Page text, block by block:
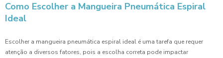
Como Escolher a Mangueira Pneumática Espiral
Ideal
Escolher a mangueira pneumática espiral ideal é uma tarefa que requer
atenção a diversos fatores, pois a escolha correta pode impactar